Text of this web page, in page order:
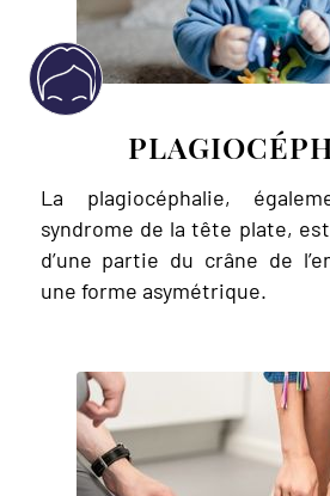
La plagiocéphalie,
syndrome de la tête plate,
d’une partie du crâne de
une forme asymétrique.